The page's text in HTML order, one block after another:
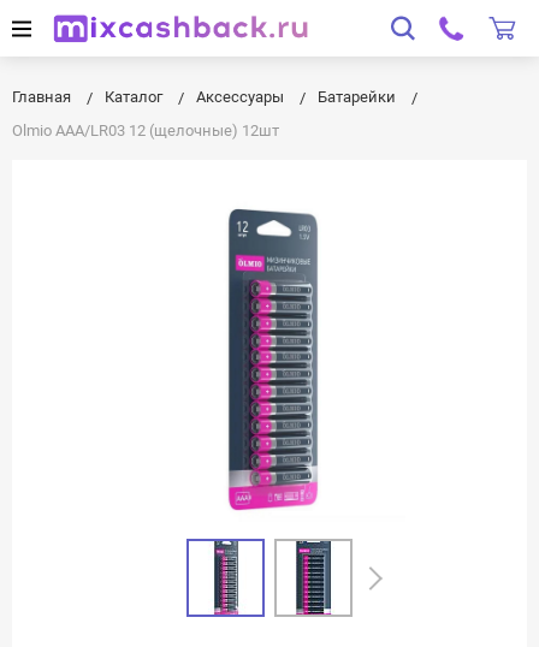
Главная Каталог Аксессуары
Батарейки
Olmio AAA/LR03 12 (щелочные) 12шт